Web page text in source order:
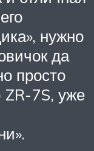
нужно
да
просто
7S, уже